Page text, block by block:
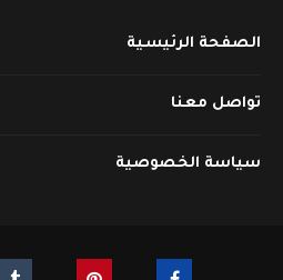
الصفحة الرئيسية
تواصل معنا
سياسة الخصوصية